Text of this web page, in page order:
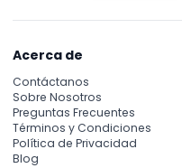
Acerca de
Contáctanos
Sobre Nosotros
Preguntas Frecuentes
Términos y Condiciones
Política de Privacidad
Blog